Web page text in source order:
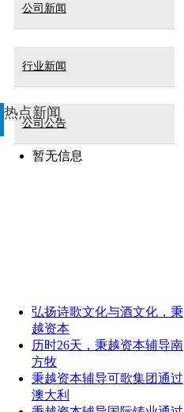
公司新闻
行业新闻
公司公告
热点新闻
暂无信息
弘扬诗歌文化与酒文化，秉
越资本
历时26天，秉越资本辅导南
方牧
秉越资本辅导可歌集团通过
澳大利